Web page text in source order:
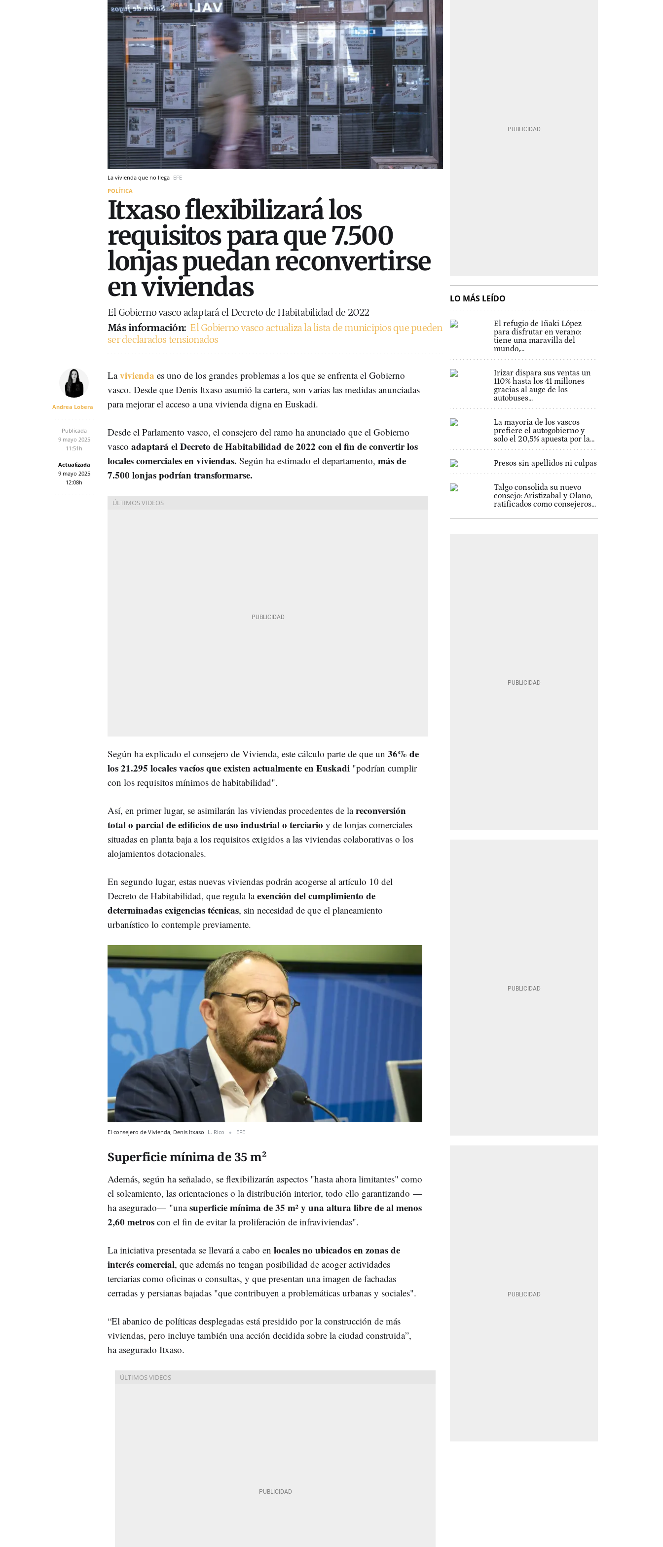
La vivienda que no llega EFE
POLÍTICA
Itxaso flexibilizará los
requisitos para que 7.500
lonjas puedan reconvertirse
en viviendas
El Gobierno vasco adaptará el Decreto de Habitabilidad de 2022
Más información: El Gobierno vasco actualiza la lista de municipios que pueden
ser declarados tensionados
Andrea Lobera
Publicada
9 mayo 2025
11:51h
Actualizada
9 mayo 2025
12:08h
Lavivienda es uno de los grandes problemas a los que se enfrenta el Gobierno
vasco. Desde que Denis Itxaso asumió la cartera, son varias las medidas anunciadas
para mejorar el acceso a una vivienda digna en Euskadi.
Desde el Parlamento vasco, el consejero del ramo ha anunciado que el Gobierno
vasco adaptará el Decreto de Habitabilidad de 2022 con el fin de convertir los
locales comerciales en viviendas. Según ha estimado el departamento, más de
7.500 lonjas podrían transformarse.
Según ha explicado el consejero de Vivienda, este cálculo parte de que un 36% de
los 21.295 locales vacíos que existen actualmente en Euskadi "podrían cumplir
con los requisitos mínimos de habitabilidad".
Así, en primer lugar, se asimilarán las viviendas procedentes de lareconversión
total o parcial de edificios de uso industrial o terciario y de lonjas comerciales
situadas en planta baja a los requisitos exigidos a las viviendas colaborativas o los
alojamientos dotacionales.
En segundo lugar, estas nuevas viviendas podrán acogerse al artículo 10 del
Decreto de Habitabilidad, que regula laexención del cumplimiento de
determinadas exigencias técnicas, sin necesidad de que el planeamiento
urbanístico lo contemple previamente.
El consejero de Vivienda, Denis Itxaso L. Rico EFE
Superficie mínima de 35 m²
Además, según ha señalado, se flexibilizarán aspectos "hasta ahora limitantes" como
el soleamiento, las orientaciones o la distribución interior, todo ello garantizando —
ha asegurado— "unasuperficie mínima de 35 m² y una altura libre de al menos
2,60 metros con el fin de evitar la proliferación de infraviviendas".
La iniciativa presentada se llevará a cabo en locales no ubicados en zonas de
interés comercial, que además no tengan posibilidad de acoger actividades
terciarias como oficinas o consultas, y que presentan una imagen de fachadas
cerradas y persianas bajadas "que contribuyen a problemáticas urbanas y sociales".
“El abanico de políticas desplegadas está presidido por la construcción de más
viviendas, pero incluye también una acción decidida sobre la ciudad construida”,
ha asegurado Itxaso.
LO MÁS LEÍDO
El refugio de Iñaki López
para disfrutar en verano:
tiene una maravilla del
mundo,...
Irizar dispara sus ventas un
110% hasta los 41 millones
gracias al auge de los
autobuses...
La mayoría de los vascos
prefiere el autogobierno y
solo el 20,5% apuesta por la...
Presos sin apellidos ni culpas
Talgo consolida su nuevo
consejo: Aristizabal y Olano,
ratificados como consejeros...